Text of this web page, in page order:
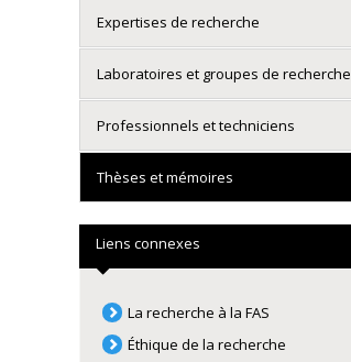
Expertises de recherche
Laboratoires et groupes de recherche
Professionnels et techniciens
Thèses et mémoires
Liens connexes
La recherche à la FAS
Éthique de la recherche